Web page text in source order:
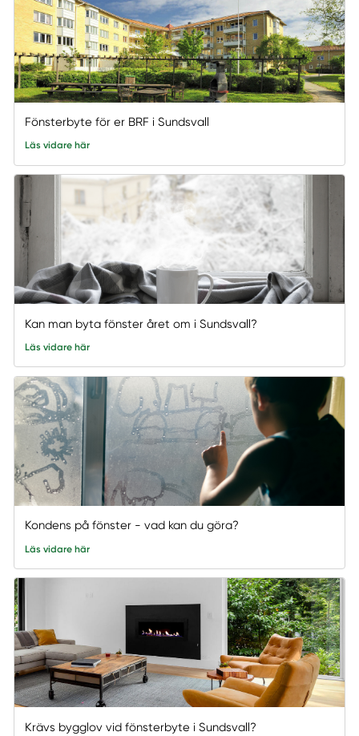
Fönsterbyte för er BRF i Sundsvall
Läs vidare här
Kan man byta fönster året om i Sundsvall?
Läs vidare här
Kondens på fönster - vad kan du göra?
Läs vidare här
Krävs bygglov vid fönsterbyte i Sundsvall?